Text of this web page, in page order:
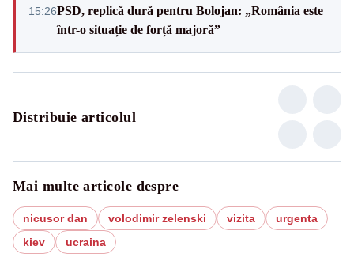
15:26PSD, replică dură pentru Bolojan: „România este
într-o situație de forță majoră”
Distribuie articolul
Mai multe articole despre
nicusor dan volodimir zelenski vizita
urgenta
kiev
ucraina